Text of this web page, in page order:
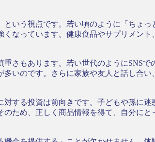
いう視点です。若い頃のように「ちょっ
なっています。健康食品やサプリメント
さもあります。若い世代のようにSNSで
いのです。さらに家族や友人と話し合い
する投資は前向きです。子どもや孫に迷
ため、正しく商品情報を得て、自分にと